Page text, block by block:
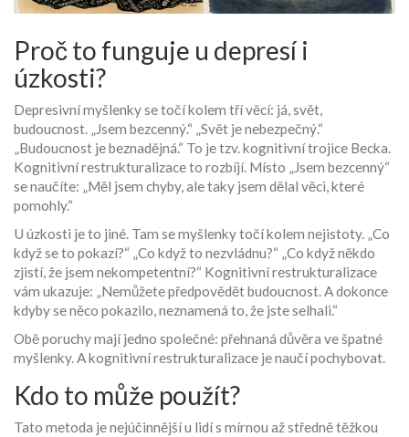
Proč to funguje u depresí i
úzkosti?
Depresivní myšlenky se točí kolem tří věcí: já, svět,
budoucnost. „Jsem bezcenný.“ „Svět je nebezpečný.“
„Budoucnost je beznadějná.“ To je tzv. kognitivní trojice Becka.
Kognitivní restrukturalizace to rozbíjí. Místo „Jsem bezcenný“
se naučíte: „Měl jsem chyby, ale taky jsem dělal věci, které
pomohly.“
U úzkosti je to jiné. Tam se myšlenky točí kolem nejistoty. „Co
když se to pokazí?“ „Co když to nezvládnu?“ „Co když někdo
zjistí, že jsem nekompetentní?“ Kognitivní restrukturalizace
vám ukazuje: „Nemůžete předpovědět budoucnost. A dokonce
kdyby se něco pokazilo, neznamená to, že jste selhali.“
Obě poruchy mají jedno společné: přehnaná důvěra ve špatné
myšlenky. A kognitivní restrukturalizace je naučí pochybovat.
Kdo to může použít?
Tato metoda je nejúčinnější u lidí s mírnou až středně těžkou